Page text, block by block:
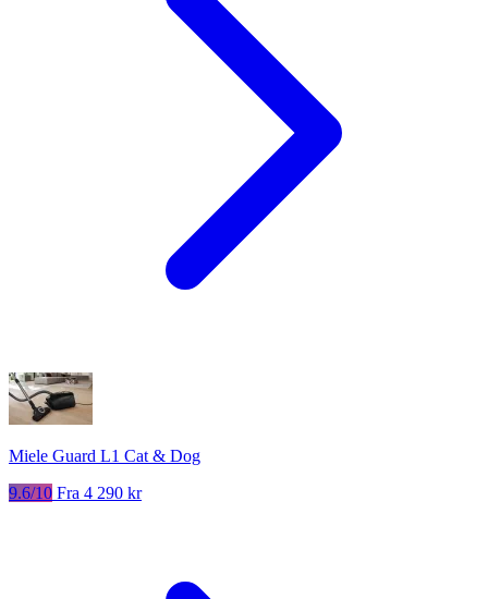
Miele Guard L1 Cat & Dog
9.6/10 Fra 4 290 kr